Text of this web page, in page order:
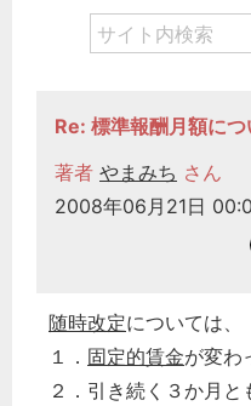
Re: 標準報酬月額につ
著者 やまみち さん
2008年06月21日
随時改定については、
１． 固定的賃金が変わ
２．引き続く３か月